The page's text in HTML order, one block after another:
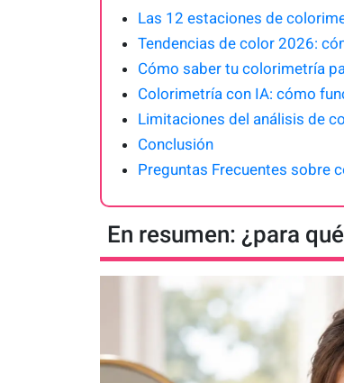
Las 12 estaciones de
Tendencias de color 2026:
Cómo saber tu colorimetría
Colorimetría con IA: cómo
Limitaciones del análisis de
Conclusión
Preguntas Frecuentes sobre
En resumen: ¿para